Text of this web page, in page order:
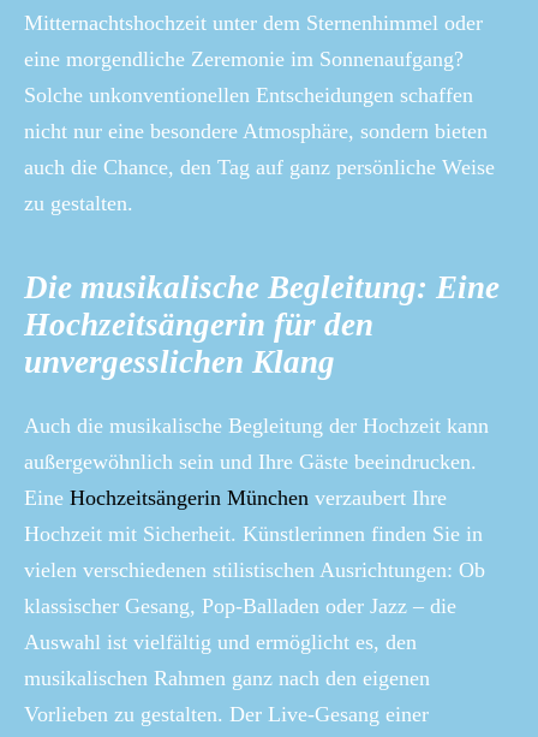
Mitternachtshochzeit unter dem Sternenhimmel oder
eine morgendliche Zeremonie im Sonnenaufgang?
Solche unkonventionellen Entscheidungen schaffen
nicht nur eine besondere Atmosphäre, sondern bieten
auch die Chance, den Tag auf ganz persönliche Weise
zu gestalten.
Die musikalische Begleitung: Eine
Hochzeitsängerin für den
unvergesslichen Klang
Auch die musikalische Begleitung der Hochzeit kann
außergewöhnlich sein und Ihre Gäste beeindrucken.
Eine Hochzeitsängerin München verzaubert Ihre
Hochzeit mit Sicherheit. Künstlerinnen finden Sie in
vielen verschiedenen stilistischen Ausrichtungen: Ob
klassischer Gesang, Pop-Balladen oder Jazz – die
Auswahl ist vielfältig und ermöglicht es, den
musikalischen Rahmen ganz nach den eigenen
Vorlieben zu gestalten. Der Live-Gesang einer